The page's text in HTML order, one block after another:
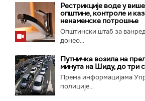
Рестрикције воде у
општине, контроле и
ненаменске потрошње
Општински штаб за
донео...
Путничка возила на
минута на Шиду, до три
Према информацијама
полиције...